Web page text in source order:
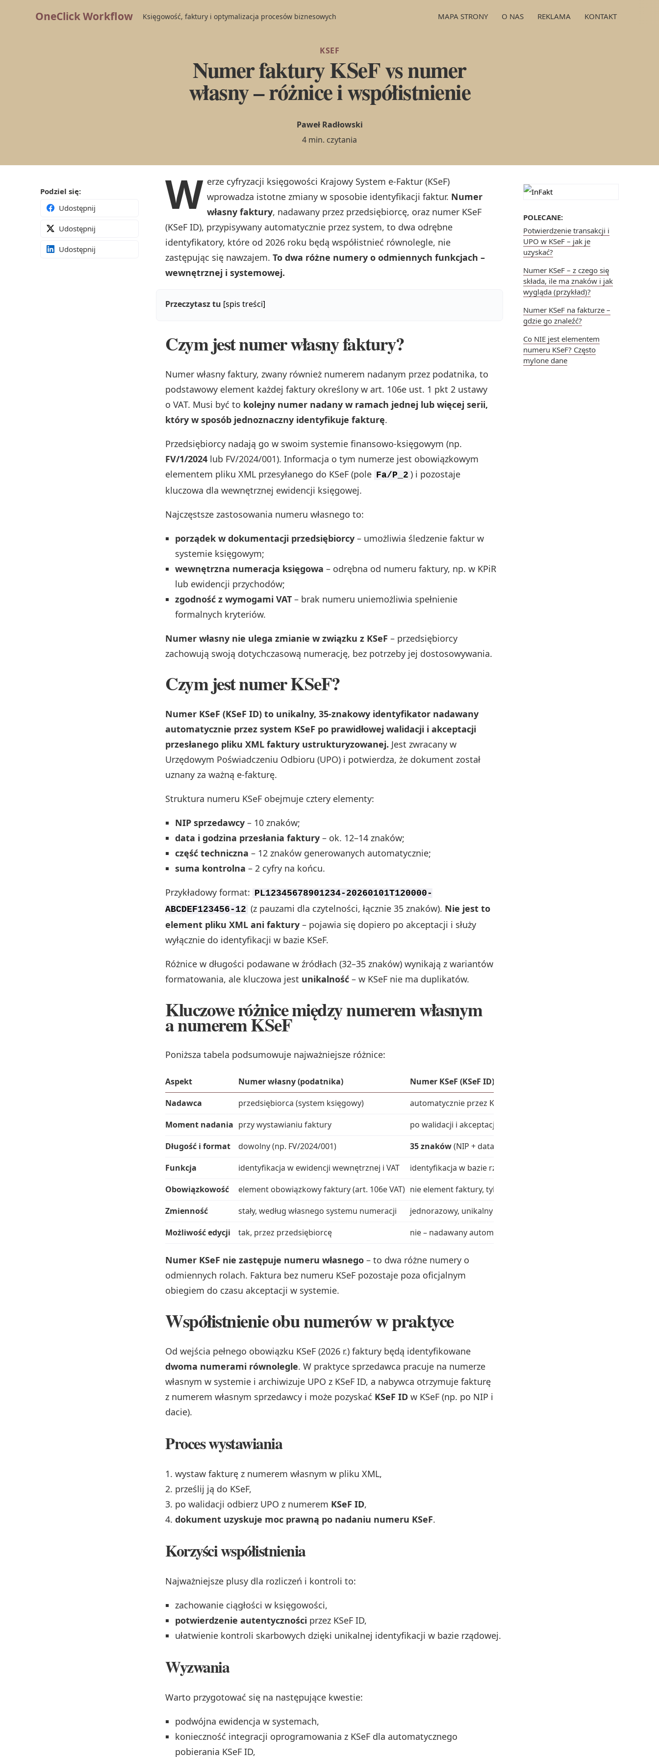
OneClick Workflow Księgowość, faktury i optymalizacja procesów biznesowych MAPA STRONY O NAS REKLAMA KONTAKT
KSEF
Numer faktury KSeF vs numer
własny – różnice i współistnienie
Paweł Radłowski
4 min. czytania
POLECANE:
Potwierdzenie transakcji i
UPO w KSeF – jak je
uzyskać?
Numer KSeF – z czego się
składa, ile ma znaków i jak
wygląda (przykład)?
Numer KSeF na fakturze –
gdzie go znaleźć?
Co NIE jest elementem
numeru KSeF? Często
mylone dane
Podziel się:
Udostępnij
Udostępnij
Udostępnij
W erze cyfryzacji księgowości Krajowy System e-Faktur (KSeF)
wprowadza istotne zmiany w sposobie identyfikacji faktur. Numer
własny faktury, nadawany przez przedsiębiorcę, oraz numer KSeF
(KSeF ID), przypisywany automatycznie przez system, to dwa odrębne
identyfikatory, które od 2026 roku będą współistnieć równolegle, nie
zastępując się nawzajem. To dwa różne numery o odmiennych funkcjach –
wewnętrznej i systemowej.
Przeczytasz tu [spis treści]
Czym jest numer własny faktury?
Numer własny faktury, zwany również numerem nadanym przez podatnika, to
podstawowy element każdej faktury określony w art. 106e ust. 1 pkt 2 ustawy
o VAT. Musi być to kolejny numer nadany w ramach jednej lub więcej serii,
który w sposób jednoznaczny identyfikuje fakturę.
Przedsiębiorcy nadają go w swoim systemie finansowo-księgowym (np.
FV/1/2024 lub FV/2024/001). Informacja o tym numerze jest obowiązkowym
elementem pliku XML przesyłanego do KSeF (pole Fa/P_2 ) i pozostaje
kluczowa dla wewnętrznej ewidencji księgowej.
Najczęstsze zastosowania numeru własnego to:
porządek w dokumentacji przedsiębiorcy – umożliwia śledzenie faktur w
systemie księgowym;
wewnętrzna numeracja księgowa – odrębna od numeru faktury, np. w KPiR
lub ewidencji przychodów;
zgodność z wymogami VAT – brak numeru uniemożliwia spełnienie
formalnych kryteriów.
Numer własny nie ulega zmianie w związku z KSeF – przedsiębiorcy
zachowują swoją dotychczasową numerację, bez potrzeby jej dostosowywania.
Czym jest numer KSeF?
Numer KSeF (KSeF ID) to unikalny, 35-znakowy identyfikator nadawany
automatycznie przez system KSeF po prawidłowej walidacji i akceptacji
przesłanego pliku XML faktury ustrukturyzowanej. Jest zwracany w
Urzędowym Poświadczeniu Odbioru (UPO) i potwierdza, że dokument został
uznany za ważną e-fakturę.
Struktura numeru KSeF obejmuje cztery elementy:
NIP sprzedawcy – 10 znaków;
data i godzina przesłania faktury – ok. 12–14 znaków;
część techniczna – 12 znaków generowanych automatycznie;
suma kontrolna – 2 cyfry na końcu.
Przykładowy format: PL12345678901234-20260101T120000-
ABCDEF123456-12 (z pauzami dla czytelności, łącznie 35 znaków). Nie jest to
element pliku XML ani faktury – pojawia się dopiero po akceptacji i służy
wyłącznie do identyfikacji w bazie KSeF.
Różnice w długości podawane w źródłach (32–35 znaków) wynikają z wariantów
formatowania, ale kluczowa jest unikalność – w KSeF nie ma duplikatów.
Kluczowe różnice między numerem własnym
a numerem KSeF
Poniższa tabela podsumowuje najważniejsze różnice:
Aspekt Numer własny (podatnika)
Numer KSeF (KSeF ID)
Nadawca
przedsiębiorca (system księgowy)
automatycznie przez KSeF
Moment nadania przy wystawianiu faktury
po walidacji i akceptacji w KSeF
Długość i format
dowolny (np. FV/2024/001) 35 znaków(NIP + data + część techniczna + suma kontrolna)
Funkcja
identyfikacja w ewidencji wewnętrznej i VAT
identyfikacja w bazie rządowej, potwierdzenie autentyczności
Obowiązkowość
element obowiązkowy faktury (art. 106e VAT) nie element faktury, tylko UPO
Zmienność
stały, według własnego systemu numeracji
jednorazowy, unikalny dla każdej faktury
Możliwość edycji
tak, przez przedsiębiorcę nie – nadawany automatycznie
Numer KSeF nie zastępuje numeru własnego – to dwa różne numery o
odmiennych rolach. Faktura bez numeru KSeF pozostaje poza oficjalnym
obiegiem do czasu akceptacji w systemie.
Współistnienie obu numerów w praktyce
Od wejścia pełnego obowiązku KSeF (2026 r.) faktury będą identyfikowane
dwoma numerami równolegle. W praktyce sprzedawca pracuje na numerze
własnym w systemie i archiwizuje UPO z KSeF ID, a nabywca otrzymuje fakturę
z numerem własnym sprzedawcy i może pozyskać KSeF ID w KSeF (np. po NIP i
dacie).
Proces wystawiania
wystaw fakturę z numerem własnym w pliku XML,
prześlij ją do KSeF,
po walidacji odbierz UPO z numerem KSeF ID,
dokument uzyskuje moc prawną po nadaniu numeru KSeF.
Korzyści współistnienia
Najważniejsze plusy dla rozliczeń i kontroli to:
zachowanie ciągłości w księgowości,
potwierdzenie autentyczności przez KSeF ID,
ułatwienie kontroli skarbowych dzięki unikalnej identyfikacji w bazie rządowej.
Wyzwania
Warto przygotować się na następujące kwestie:
podwójna ewidencja w systemach,
konieczność integracji oprogramowania z KSeF dla automatycznego
pobierania KSeF ID,